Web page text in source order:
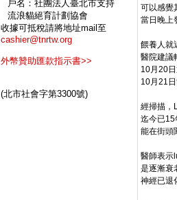
戶名：社團法人臺北市支持
流浪貓絕育計劃協會
收據可抵稅請將地址mail至
cashier@tnrtw.org
外幣贊助匯款指示書>>
(北市社會字第3300號)
可以感覺
當日晚上
餵養人就
醫院建議
10月20日
10月21
經掃描，
迄今已15
能在街頭
醫師表示
是逐漸衰
神經已退